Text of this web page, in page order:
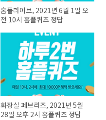
홈플라이브, 2021년 6월 1일 오
전 10시 홈플퀴즈 정답
화장실 페브리즈, 2021년 5월
28일 오후 2시 홈플퀴즈 정답